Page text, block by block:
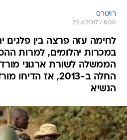
רויטרס
22.6.2017 / 8:00
לחימה עזה פרצה בין פלגים
במכרות יהלומים, למרות
הממשלה לשורת ארגוני
החלה ב-2013, אז
הנשיא